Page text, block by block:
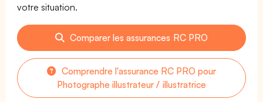
votre situation.
Comparer les assurances RC PRO
Comprendre l'assurance RC PRO pour
Photographe illustrateur / illustratrice